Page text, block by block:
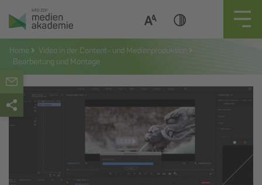
Zum
Inhalt
springen
Home
Video in der Content- und Medienproduktion
Bearbeitung und Montage